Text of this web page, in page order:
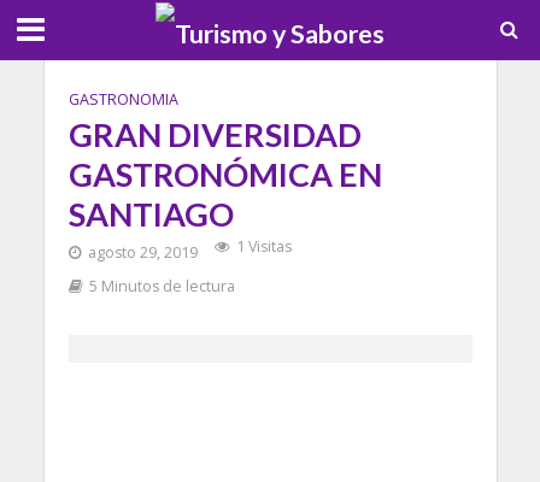
GASTRONOMIA
GRAN DIVERSIDAD
GASTRONÓMICA EN
SANTIAGO
agosto 29, 2019
1 Visitas
5 Minutos de lectura